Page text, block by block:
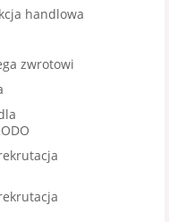
handlowa
zwrotowi